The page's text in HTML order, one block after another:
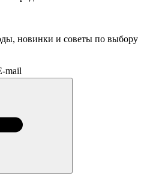
новинки и советы по выбору
mail